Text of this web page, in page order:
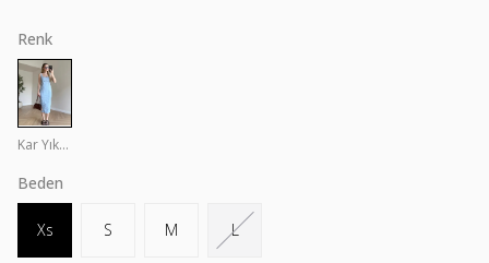
Renk
Kar Yıkama
Beden
Xs S M L